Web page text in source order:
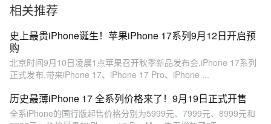
相关推荐
史上最贵iPhone诞生！苹果iPhone 17系列9月12日开启预
购
北京时间9月10日凌晨1点苹果召开秋季新品发布会,iPhone 17系列
正式发布,带来iPhone 17、iPhone 17 Pro、iPhone ...
历史最薄iPhone 17 全系列价格来了！9月19日正式开售
全系iPhone的国行版起售价格分别为5999元、7999元、8999元和